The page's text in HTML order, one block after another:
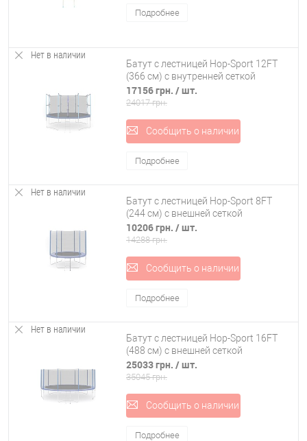
Подробнее
Нет в наличии
Батут с лестницей Hop-Sport 12FT
(366 см) с внутренней сеткой
17156 грн. / шт.
24017 грн.
Сообщить о наличии
Подробнее
Нет в наличии
Батут с лестницей Hop-Sport 8FT
(244 см) с внешней сеткой
10206 грн. / шт.
14288 грн.
Сообщить о наличии
Подробнее
Нет в наличии
Батут с лестницей Hop-Sport 16FT
(488 см) с внешней сеткой
25033 грн. / шт.
35045 грн.
Сообщить о наличии
Подробнее